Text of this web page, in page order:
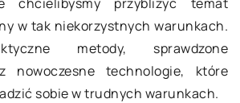
w tak niekorzystnych warunkach.
metody, sprawdzone
nowoczesne technologie, które
sobie w trudnych warunkach.